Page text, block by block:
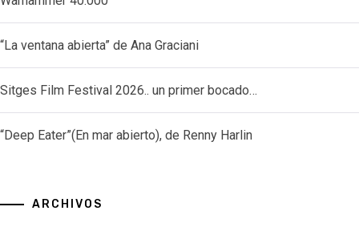
“La ventana abierta” de Ana Graciani
Sitges Film Festival 2026.. un primer bocado…
“Deep Eater”(En mar abierto), de Renny Harlin
ARCHIVOS